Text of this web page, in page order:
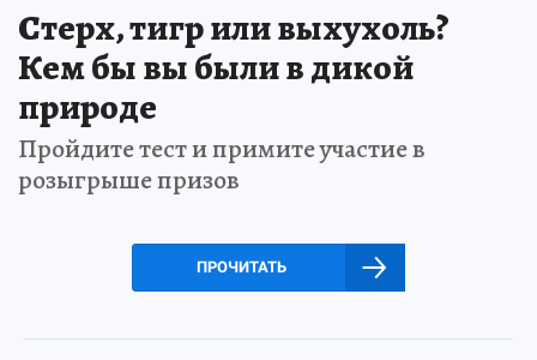
Стерх, тигр или выхухоль?
Кем бы вы были в дикой
природе
Пройдите тест и примите участие в
розыгрыше призов
ПРОЧИТАТЬ